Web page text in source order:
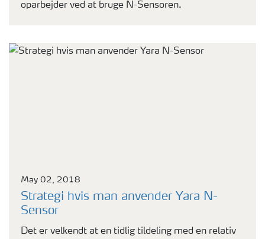
oparbejder ved at bruge N-Sensoren.
May 02, 2018
Strategi hvis man anvender Yara N-
Sensor
Det er velkendt at en tidlig tildeling med en relativ